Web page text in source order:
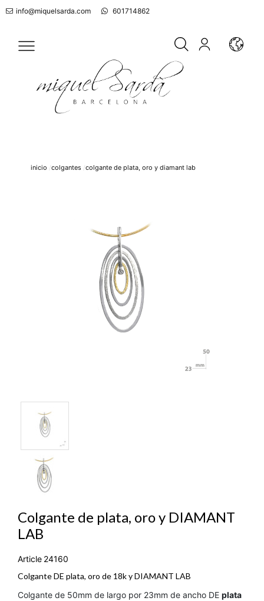
info@miquelsarda.com 601714862
inicio colgantes colgante de plata, oro y diamant lab
Colgante de plata, oro y DIAMANT
LAB
Article 24160
Colgante DE plata, oro de 18k y DIAMANT LAB
Colgante de 50mm de largo por 23mm de ancho DE plata